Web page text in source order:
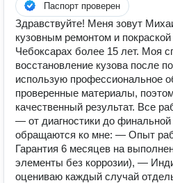
Паспорт проверен
Здравствуйте! Меня зовут
кузовным ремонтом и
Чебоксарах более 15 лет. Моя
восстановление кузова после
использую профессиональное
проверенные материалы,
качественный результат. Все
— от диагностики до
обращаются ко мне: — Опыт
Гарантия 6 месяцев на
элементы без коррозии), —
оцениваю каждый случай